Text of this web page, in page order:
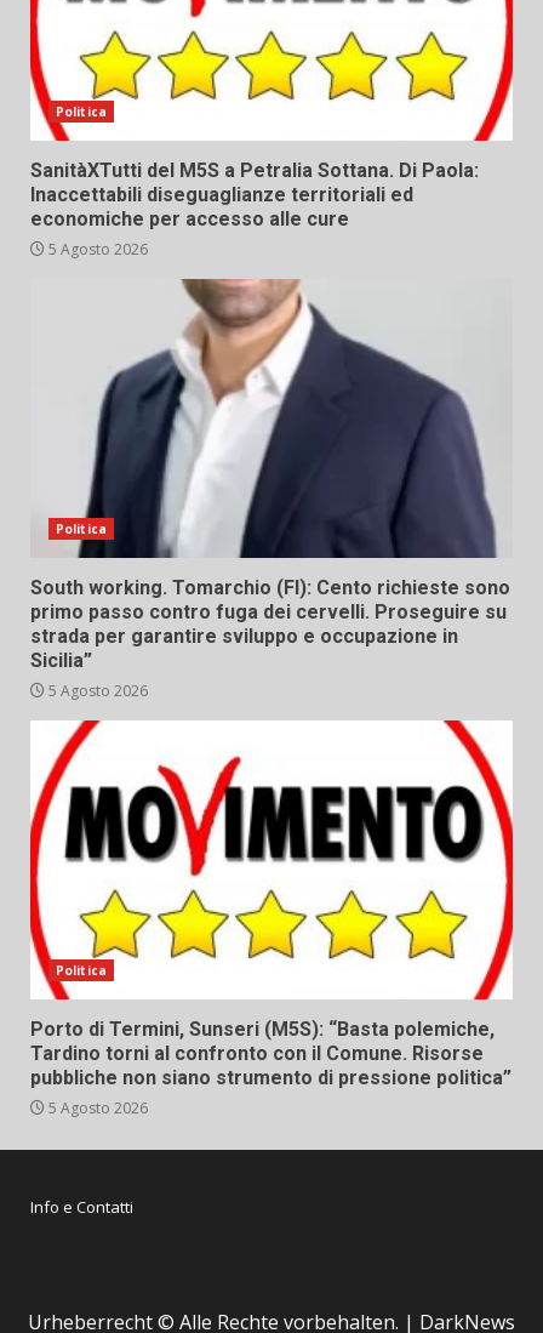
Politica
SanitàXTutti del M5S a Petralia Sottana. Di Paola:
Inaccettabili diseguaglianze territoriali ed
economiche per accesso alle cure
5 Agosto 2026
Politica
South working. Tomarchio (FI): Cento richieste sono
primo passo contro fuga dei cervelli. Proseguire su
strada per garantire sviluppo e occupazione in
Sicilia”
5 Agosto 2026
Politica
Porto di Termini, Sunseri (M5S): “Basta polemiche,
Tardino torni al confronto con il Comune. Risorse
pubbliche non siano strumento di pressione politica”
5 Agosto 2026
Info e Contatti
Urheberrecht © Alle Rechte vorbehalten. | DarkNews